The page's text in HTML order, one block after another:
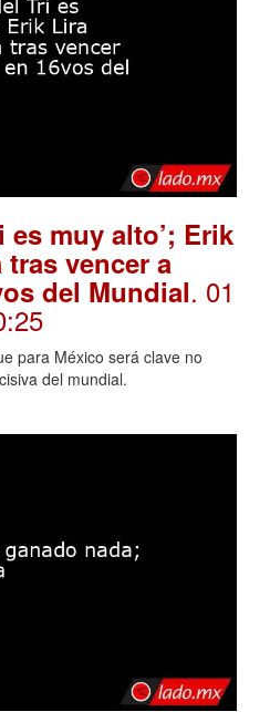
es muy alto’; Erik
vencer a
del Mundial. 01
para México será clave no
del mundial.